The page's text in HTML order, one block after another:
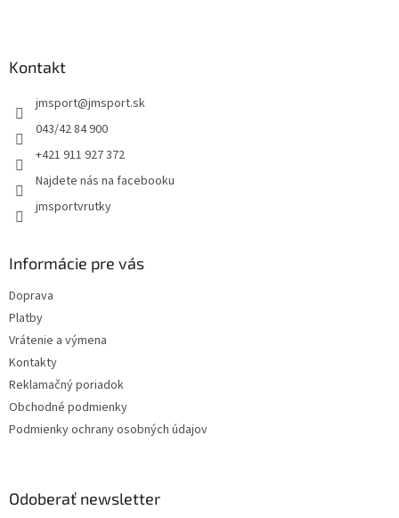
Kontakt
jmsport@jmsport.sk
043/42 84 900
+421 911 927 372
Najdete nás na facebooku
jmsportvrutky
Informácie pre vás
Doprava
Platby
Vrátenie a výmena
Kontakty
Reklamačný poriadok
Obchodné podmienky
Podmienky ochrany osobných údajov
Odoberať newsletter